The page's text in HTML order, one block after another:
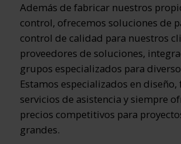
Además de fabricar nuestros
control, ofrecemos soluciones de
control de calidad para nuestros
proveedores de soluciones,
grupos especializados para
Estamos especializados en
servicios de asistencia y siempre
precios competitivos para
grandes.